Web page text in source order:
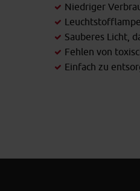
Niedriger
Sauberes Licht,
Fehlen von
Einfach zu